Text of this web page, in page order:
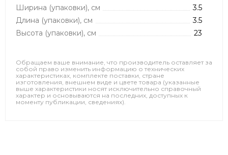
Ширина (упаковки), см
3.5
Длина (упаковки), см
3.5
Высота (упаковки), см
23
Обращаем ваше внимание, что производитель оставляет за
собой право изменить информацию о технических
характеристиках, комплекте поставки, стране
изготовления, внешнем виде и цвете товара (указанные
выше характеристики носят исключительно справочный
характер и основываются на последних, доступных к
моменту публикации, сведениях).